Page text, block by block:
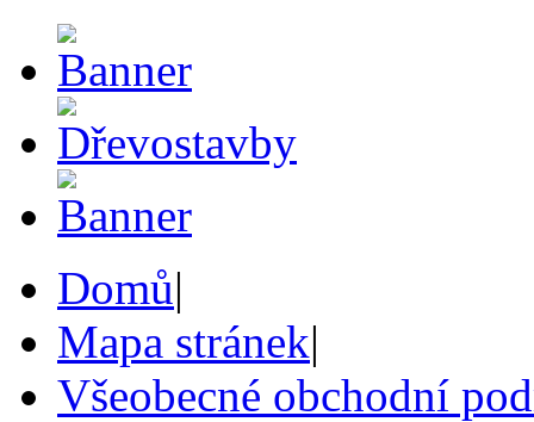
Domů|
Mapa stránek|
Všeobecné obchodní